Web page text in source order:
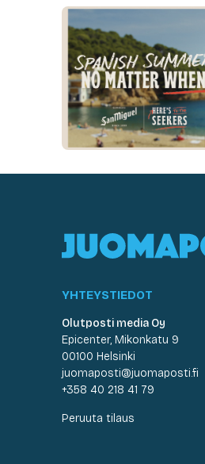
YHTEYSTIEDOT
Olutposti media Oy
Epicenter, Mikonkatu 9
00100 Helsinki
juomaposti@juomaposti.fi
+358 40 218 41 79
Peruuta tilaus